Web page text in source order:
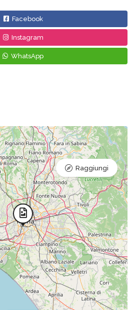
Facebook
Instagram
WhatsApp
Raggiungi